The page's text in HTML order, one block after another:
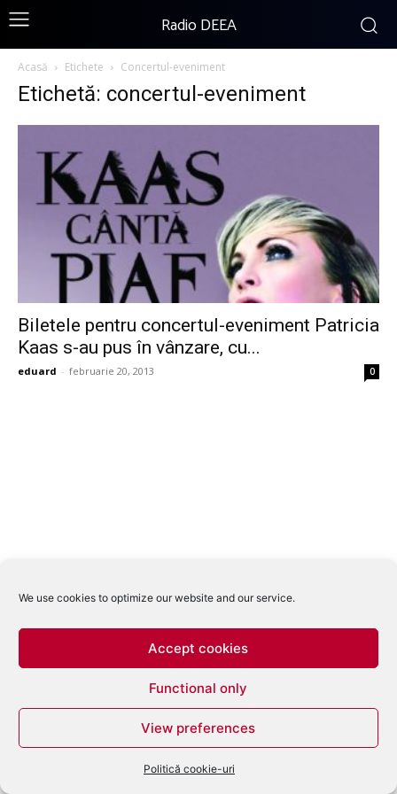
We use cookies to optimize our website and our service.
Accept cookies
Functional only
View preferences
Politică cookie-uri
Radio DEEA
Acasă Etichete Concertul-eveniment
Etichetă: concertul-eveniment
Biletele pentru concertul-eveniment Patricia
Kaas s-au pus în vânzare, cu...
eduard - februarie 20, 2013 0